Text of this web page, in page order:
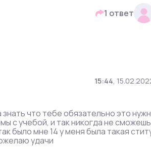
1 ответ
15:44,
что тебе обязательно это нужн
с учебой, и так никогда не сможешь
было мне 14 у меня была такая
удачи